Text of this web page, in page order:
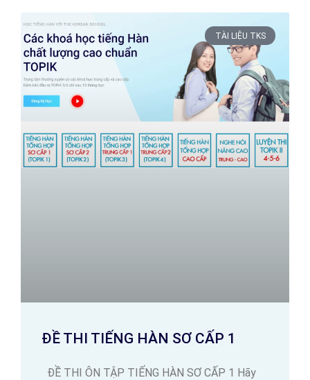
TÀI LIỆU TKS
ĐỀ THI TIẾNG HÀN SƠ CẤP 1
ĐỀ THI ÔN TẬP TIẾNG HÀN SƠ CẤP 1 Hãy